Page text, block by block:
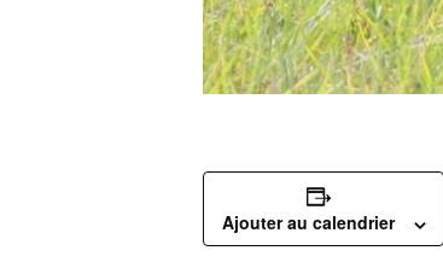
Ajouter au calendrier